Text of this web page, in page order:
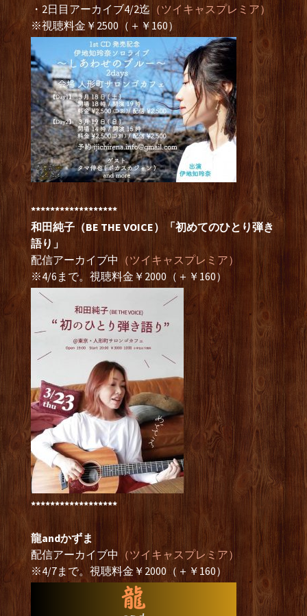
・2日目アーカイブ4/2迄 （ツイキャスプレミア）
※視聴料金￥2500（＋￥160）
******************
和田純子（BE THE VOICE）「初めてのひとり弾き
語り」
配信アーカイブ中 （ツイキャスプレミア）
※4/6まで。視聴料金￥2000（＋￥160）
******************
龍andかずま
配信アーカイブ中 （ツイキャスプレミア）
※4/7まで。視聴料金￥2000（＋￥160）